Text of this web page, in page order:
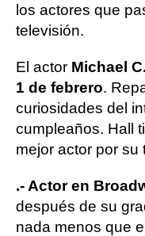
los actores que
televisión.
El actor Michael
1 de febrero.
curiosidades del
cumpleaños. Hall
mejor actor por su
.- Actor en
después de su
nada menos que